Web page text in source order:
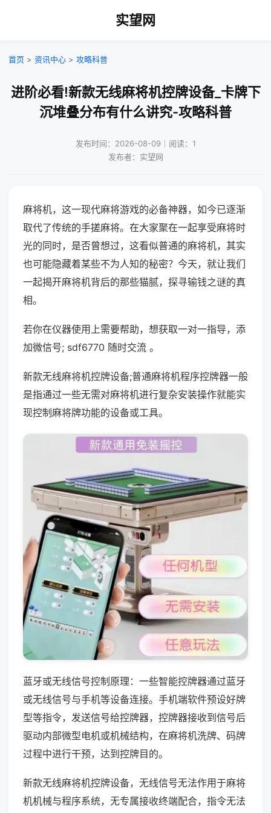
实望网
首页 > 资讯中心 > 攻略科普
进阶必看!新款无线麻将机控牌设备_卡牌下
沉堆叠分布有什么讲究-攻略科普
发布时间：2026-08-09｜阅读：1
发布者：实望网
麻将机，这一现代麻将游戏的必备神器，如今已逐渐
取代了传统的手搓麻将。在大家聚在一起享受麻将时
光的同时，是否曾想过，这看似普通的麻将机，其实
也可能隐藏着某些不为人知的秘密？今天，就让我们
一起揭开麻将机背后的那些猫腻，探寻输钱之谜的真
相。
若你在仪器使用上需要帮助，想获取一对一指导，添
加微信号; sdf6770 随时交流 。
新款无线麻将机控牌设备;普通麻将机程序控牌器一般
是指通过一些无需对麻将机进行复杂安装操作就能实
现控制麻将牌功能的设备或工具。
蓝牙或无线信号控制原理：一些智能控牌器通过蓝牙
或无线信号与手机等设备连接。手机端软件预设好牌
型等指令，发送信号给控牌器，控牌器接收到信号后
驱动内部微型电机或机械结构，在麻将机洗牌、码牌
过程中进行干预，达到控牌目的。
新款无线麻将机控牌设备，无线信号无法作用于麻将
机机械与程序系统，无专属接收终端配合，指令无法